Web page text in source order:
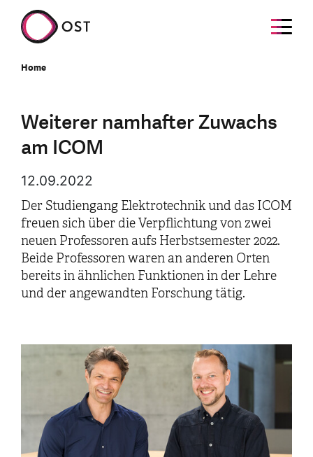
Home
Weiterer namhafter Zuwachs
am ICOM
12.09.2022
Der Studiengang Elektrotechnik und das ICOM
freuen sich über die Verpflichtung von zwei
neuen Professoren aufs Herbstsemester 2022.
Beide Professoren waren an anderen Orten
bereits in ähnlichen Funktionen in der Lehre
und der angewandten Forschung tätig.